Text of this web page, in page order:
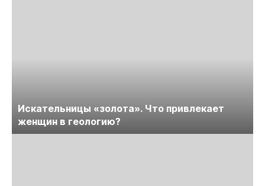
Искательницы «золота». Что привлекает
женщин в геологию?